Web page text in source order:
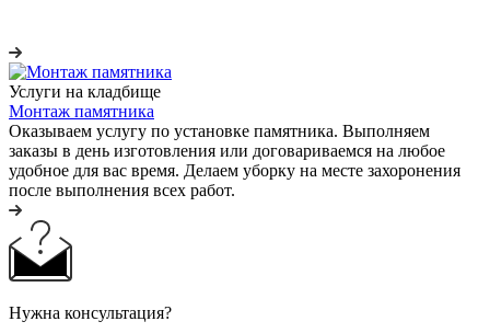
Услуги на кладбище
Монтаж памятника
Оказываем услугу по установке памятника. Выполняем
заказы в день изготовления или договариваемся на любое
удобное для вас время. Делаем уборку на месте захоронения
после выполнения всех работ.
Нужна консультация?